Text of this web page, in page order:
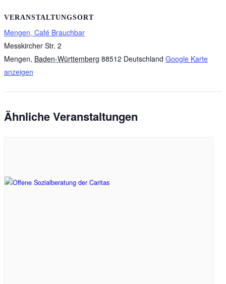
VERANSTALTUNGSORT
Mengen, Café Brauchbar
Messkircher Str. 2
Mengen, Baden-Württemberg 88512 Deutschland Google Karte
anzeigen
Ähnliche Veranstaltungen